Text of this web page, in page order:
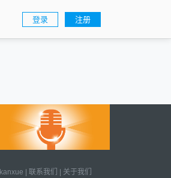
登录 注册
联系我们
关于我们